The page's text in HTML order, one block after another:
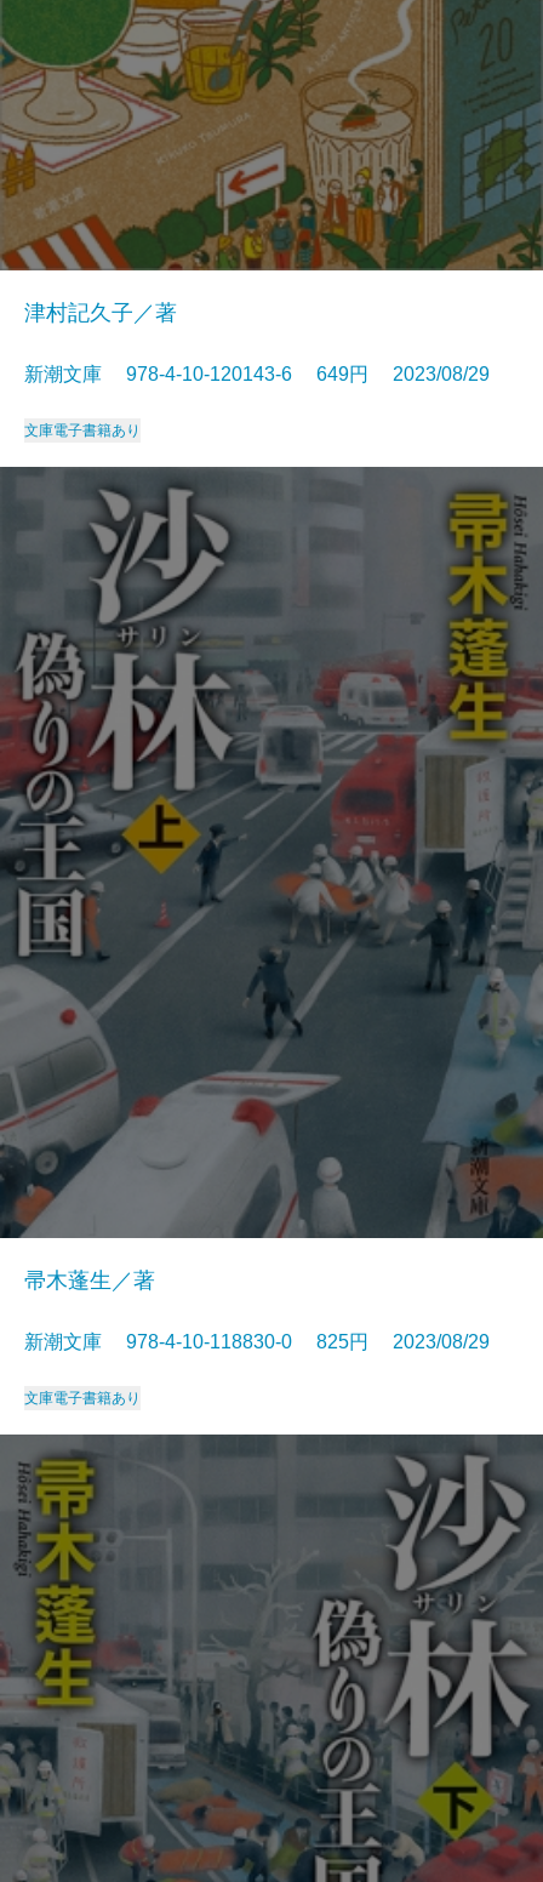
津村記久子／著
新潮文庫 978-4-10-120143-6 649円 2023/08/29
文庫電子書籍あり
帚木蓬生／著
新潮文庫 978-4-10-118830-0 825円 2023/08/29
文庫電子書籍あり